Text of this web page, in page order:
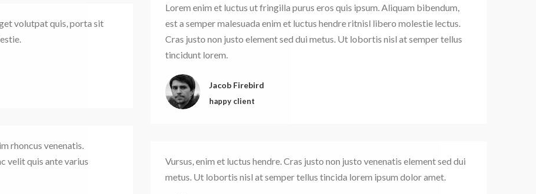
Lorem enim et luctus ut fringilla purus eros quis ipsum. Aliquam bibendum,
est a semper malesuada enim et luctus hendre ritnisl libero molestie lectus.
Cras justo non justo element sed dui metus. Ut lobortis nisl at semper tellus
tincidunt lorem.
Jacob Firebird
happy client
volutpat quis, porta sit
rhoncus venenatis.
velit quis ante varius
Vursus, enim et luctus hendre. Cras justo non justo venenatis element sed dui
metus. Ut lobortis nisl at semper tellus tincida lorem ipsum dolor amet.